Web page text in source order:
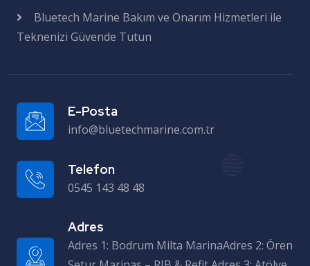
Bluetech Marine Bakım ve Onarım Hizmetleri ile
Teknenizi Güvende Tutun
E-Posta
info@bluetechmarine.com.tr
Telefon
0545 143 48 48
Adres
Adres 1: Bodrum Milta MarinaAdres 2: Ören Setur Marinas – RIB & Refit Adres 3: Atölye – Milas Sanayi Sitesi